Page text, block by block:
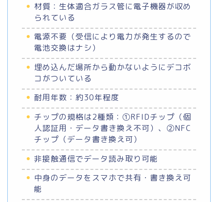
材質：生体適合ガラス管に電子機器が収め
られている
電源不要（受信により電力が発生するので
電池交換はナシ）
埋め込んだ場所から動かないようにデコボ
コがついている
耐用年数：約30年程度
チップの規格は2種類：①RFIDチップ（個
人認証用・データ書き換え不可）、②NFC
チップ（データ書き換え可）
非接触通信でデータ読み取り可能
中身のデータをスマホで共有・書き換え可
能